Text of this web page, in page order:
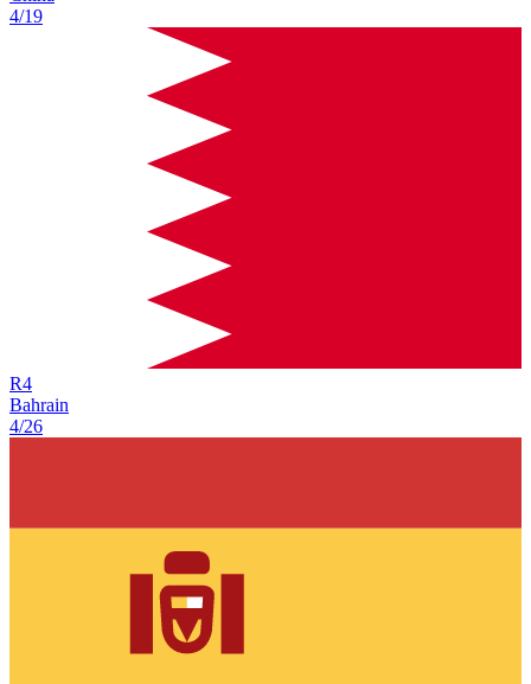
4/19
R4
Bahrain
4/26